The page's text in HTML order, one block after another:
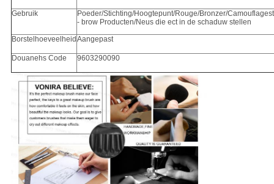
Gebruik
Poeder/Stichting/Hoogtepunt/Rouge/Bronzer/
- brow Producten/Neus die ect in de schaduw stellen
Borstelhoeveelheid Aangepast
Douanehs Code 9603290090